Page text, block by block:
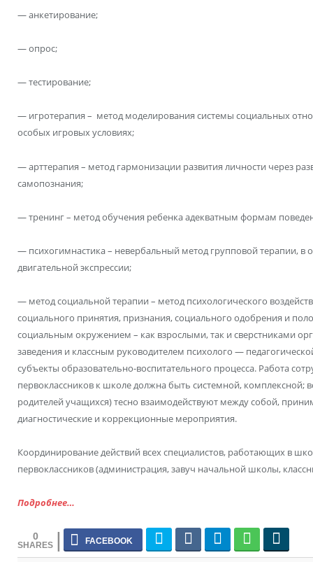
— анкетирование;
— опрос;
— тестирование;
— игротерапия – метод моделирования системы социальных
особых игровых условиях;
— арттерапия – метод гармонизации развития личности через
самопознания;
— тренинг – метод обучения ребенка адекватным формам
— психогимнастика – невербальный метод групповой терапии, в
двигательной экспрессии;
— метод социальной терапии – метод психологического
социального принятия, признания, социального одобрения и
социальным окружением – как взрослыми, так и сверстниками
заведения и классным руководителем психолого —
субъекты образовательно-воспитательного процесса. Работа
первоклассников к школе должна быть системной, комплексной;
родителей учащихся) тесно взаимодействуют между собой,
диагностические и коррекционные мероприятия.
Координирование действий всех специалистов, работающих в
первоклассников (администрация, завуч начальной школы,
Подробнее…
0